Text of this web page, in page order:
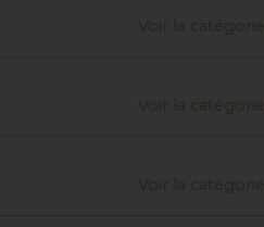
Voir la catégorie
Voir la catégorie
Voir la catégorie